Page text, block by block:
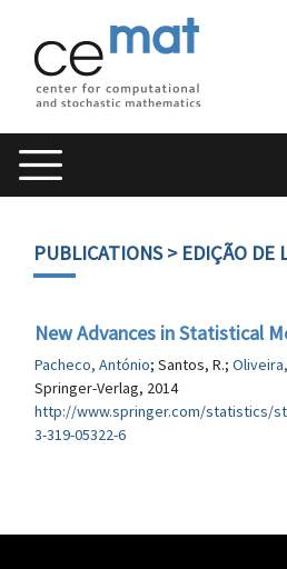
PUBLICATIONS> EDIÇÃO DE
New Advances in Statistical
Pacheco, António; Santos, R.;
Springer-Verlag, 2014
http://www.springer.com/statistics/
3-319-05322-6